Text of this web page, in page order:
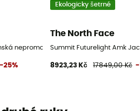
nepromokavá bunda
-25%
Ekologicky šetrné
The North Face
Summit Futurelight Amk
8923,23 Kč 17849,00 Kč -